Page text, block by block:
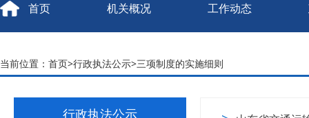
首页 机关概况 工作动态
当前位置： 首页>行政执法公示>三项制度的实施细则
行政执法公示